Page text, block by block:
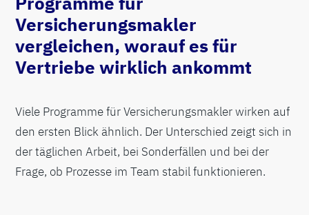
Versicherungsmakler
vergleichen, worauf es für
Vertriebe wirklich ankommt
Viele Programme für Versicherungsmakler wirken auf
den ersten Blick ähnlich. Der Unterschied zeigt sich in
der täglichen Arbeit, bei Sonderfällen und bei der
Frage, ob Prozesse im Team stabil funktionieren.